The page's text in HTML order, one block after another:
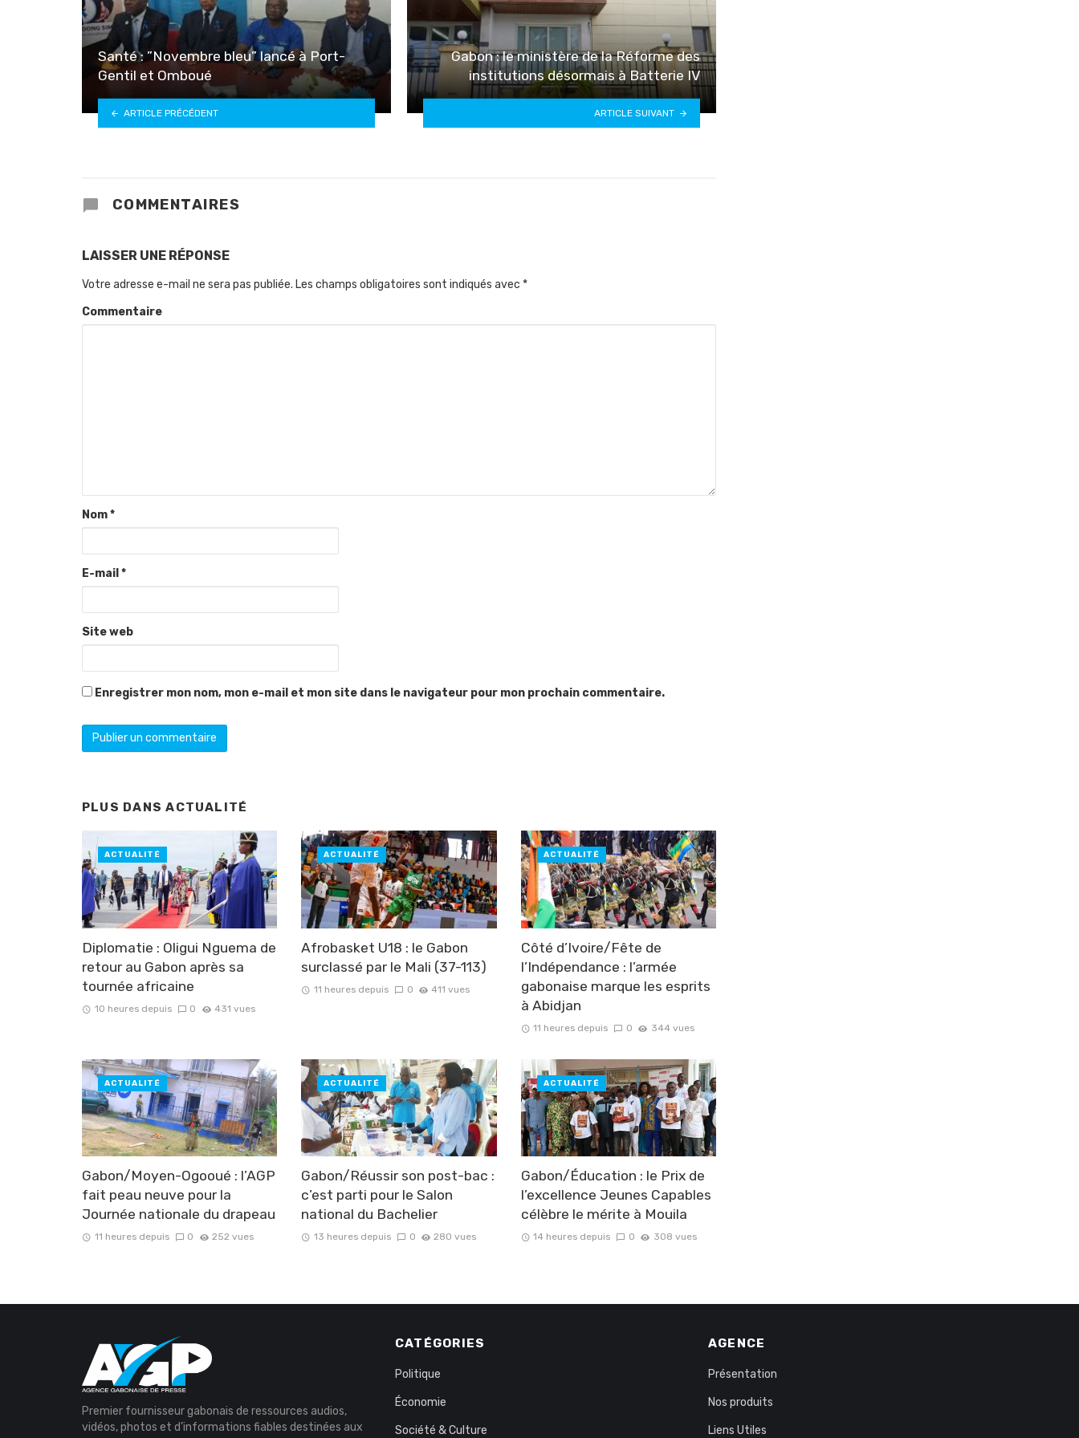
Santé : ”Novembre bleu” lancé à Port-
Gentil et Omboué
ARTICLE PRÉCÉDENT
Gabon : le ministère de la Réforme des
institutions désormais à Batterie IV
ARTICLE SUIVANT
COMMENTAIRES
LAISSER UNE RÉPONSE
Votre adresse e-mail ne sera pas publiée. Les champs obligatoires sont indiqués avec *
Commentaire
Nom*
E-mail *
Site web
Enregistrer mon nom, mon e-mail et mon site dans le navigateur pour mon prochain commentaire.
PLUS DANSACTUALITÉ
Diplomatie : Oligui Nguema de
retour au Gabon après sa
tournée africaine
10 heures depuis 0 431 vues
ACTUALITÉ
Afrobasket U18 : le Gabon
surclassé par le Mali (37-113)
11 heures depuis 0 411 vues
ACTUALITÉ
Côté d’Ivoire/Fête de
l’Indépendance : l’armée
gabonaise marque les esprits
à Abidjan
11 heures depuis 0 344 vues
ACTUALITÉ
Gabon/Moyen-Ogooué : l’AGP
fait peau neuve pour la
Journée nationale du drapeau
11 heures depuis 0 252 vues
ACTUALITÉ
Gabon/Réussir son post-bac :
c’est parti pour le Salon
national du Bachelier
13 heures depuis 0 280 vues
ACTUALITÉ
Gabon/Éducation : le Prix de
l’excellence Jeunes Capables
célèbre le mérite à Mouila
14 heures depuis 0 308 vues
ACTUALITÉ
Premier fournisseur gabonais de ressources audios,
vidéos, photos et d’informations fiables destinées aux
CATÉGORIES
Politique
Économie
Société & Culture
AGENCE
Présentation
Nos produits
Liens Utiles